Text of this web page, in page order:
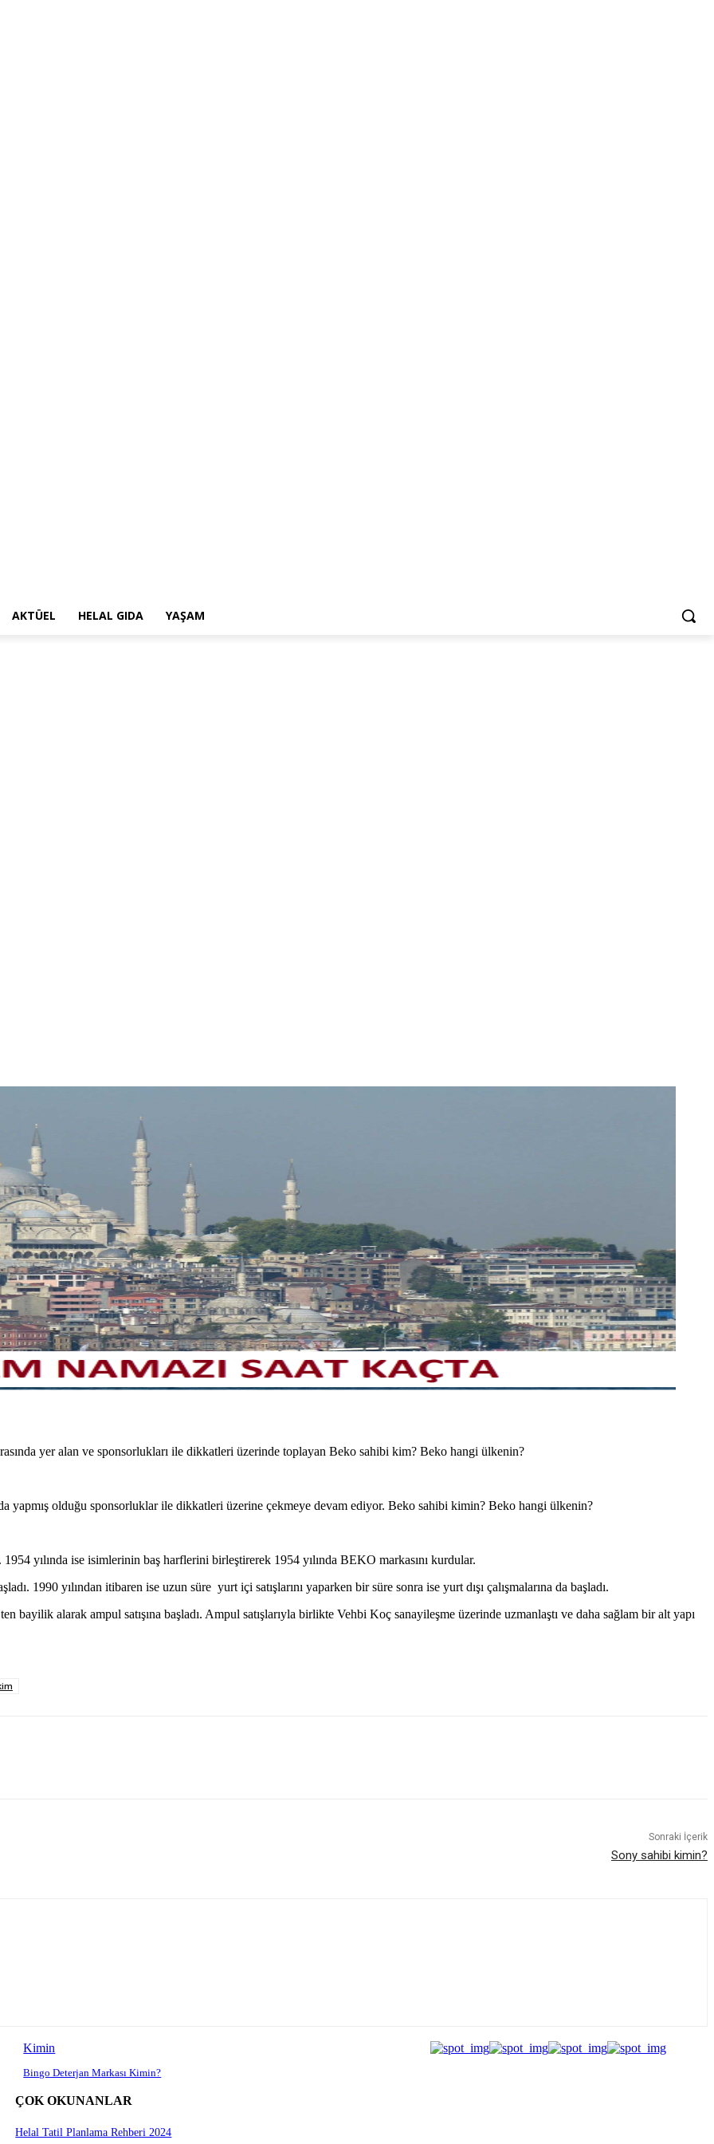
AKTÜEL HELAL GIDA YAŞAM
yer alan ve sponsorlukları ile dikkatleri üzerinde toplayan Beko sahibi kim? Beko hangi ülkenin?
yapmış olduğu sponsorluklar ile dikkatleri üzerine çekmeye devam ediyor. Beko sahibi kimin? Beko hangi ülkenin?
yılında ise isimlerinin baş harflerini birleştirerek 1954 yılında BEKO markasını kurdular.
1990 yılından itibaren ise uzun süre yurt içi satışlarını yaparken bir süre sonra ise yurt dışı çalışmalarına da başladı.
alarak ampul satışına başladı. Ampul satışlarıyla birlikte Vehbi Koç sanayileşme üzerinde uzmanlaştı ve daha sağlam bir alt yapı
Sonraki İçerik
Sony sahibi kimin?
Kimin
Bingo Deterjan Markası Kimin?
ÇOK OKUNANLAR
Helal Tatil Planlama Rehberi 2024